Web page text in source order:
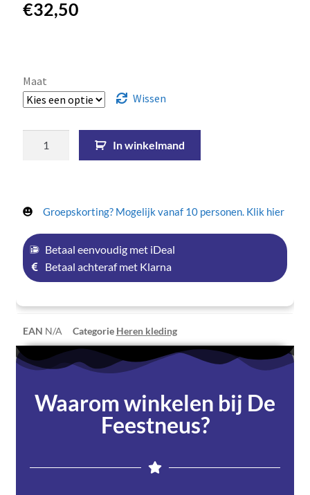
€32,50
Maat
Wissen
In winkelmand
Groepskorting? Mogelijk vanaf 10 personen. Klik hier
Betaal eenvoudig met iDeal
Betaal achteraf met Klarna
EAN N/A Categorie Heren kleding
Waarom winkelen bij De
Feestneus?